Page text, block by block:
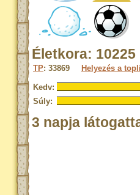
Életkora:
TP: 33869 Helyezés a
Kedv:
Súly:
3 napja